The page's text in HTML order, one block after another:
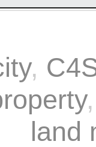
,
land